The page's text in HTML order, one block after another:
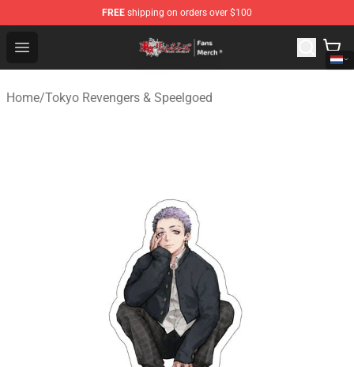
FREE shipping on orders over $100
Open menu
Tokyo Revengers Store - Official Tokyo Revengers
Home/Tokyo Revengers & Speelgoed